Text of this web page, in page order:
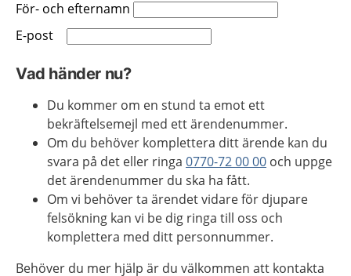
För- och efternamn
E-post
Vad händer nu?
Du kommer om en stund ta emot ett
bekräftelsemejl med ett ärendenummer.
Om du behöver komplettera ditt ärende kan du
svara på det eller ringa 0770-72 00 00 och uppge
det ärendenummer du ska ha fått.
Om vi behöver ta ärendet vidare för djupare
felsökning kan vi be dig ringa till oss och
komplettera med ditt personnummer.
Behöver du mer hjälp är du välkommen att kontakta